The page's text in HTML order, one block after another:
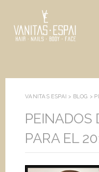
VANITAS ESPAI > BLOG >
PEINADOS
PARA EL